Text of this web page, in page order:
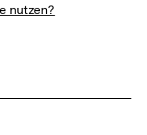
nutzen?